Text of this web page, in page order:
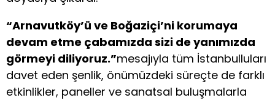
“Arnavutköy’ü ve Boğaziçi’ni korumaya
devam etme çabamızda sizi de yanımızda
görmeyi diliyoruz.”mesajıyla tüm İstanbulluları
davet eden şenlik, önümüzdeki süreçte de farklı
etkinlikler, paneller ve sanatsal buluşmalarla